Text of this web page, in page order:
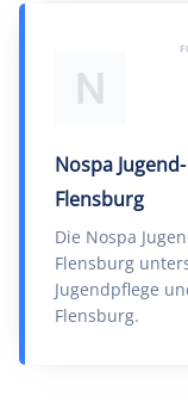
N
Nospa
Flensburg
Die Nospa
Flensburg
Jugendpflege
Flensburg.